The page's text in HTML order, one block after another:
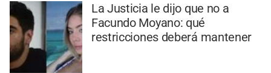
La Justicia le dijo que no a
Facundo Moyano: qué
restricciones deberá mantener